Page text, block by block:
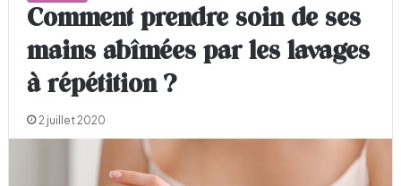
Comment prendre soin de ses
mains abîmées par les lavages
à répétition ?
2 juillet 2020